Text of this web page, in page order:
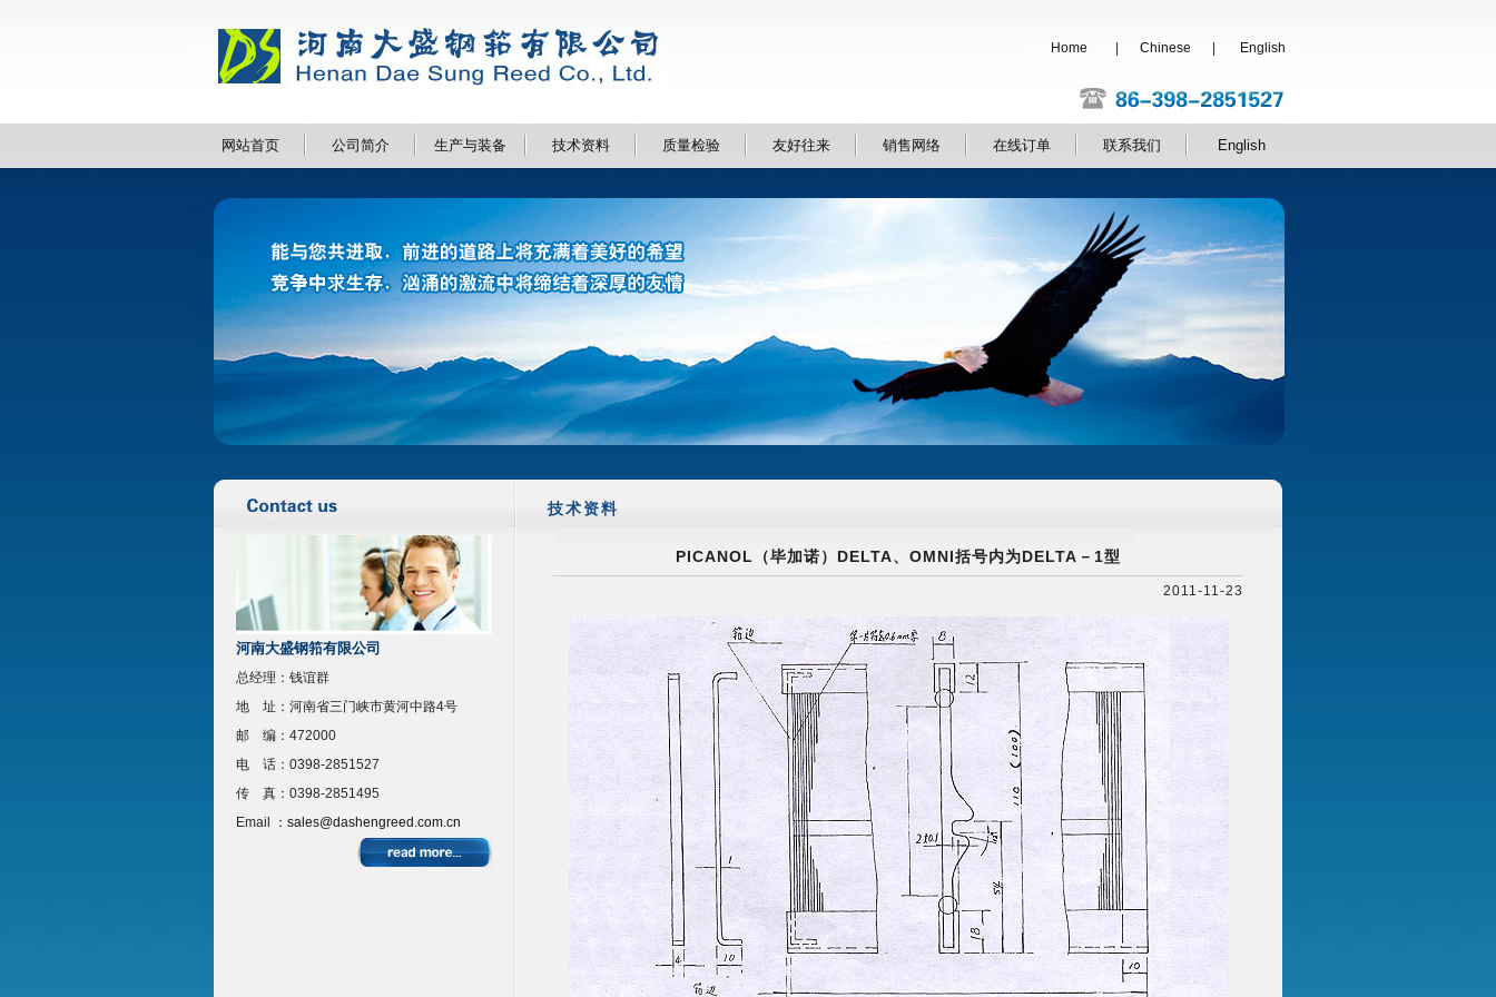
Home Chinese English
网站首页 公司简介 生产与装备 技术资料 质量检验 友好往来 销售网络 在线订单 联系我们 English
河南大盛钢筘有限公司
总经理：钱谊群
地 址：河南省三门峡市黄河中路4号
邮 编：472000
电 话：0398-2851527
传 真：0398-2851495
Email ： sales@dashengreed.com.cn
技术资料
PICANOL（毕加诺）DELTA、OMNI括号内为DELTA－1型
2011-11-23